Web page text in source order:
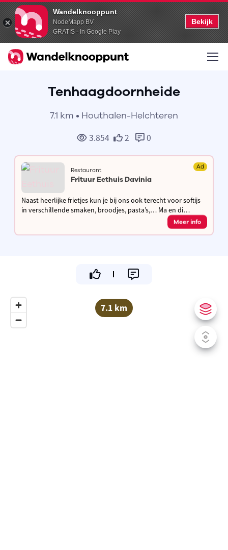
Wandelknooppunt
NodeMapp BV
GRATIS - In Google Play
Bekijk
Tenhaagdoornheide
7.1 km • Houthalen-Helchteren
3.854 2 0
Restaurant Ad
Frituur Eethuis Davinia
Naast heerlijke frietjes kun je bij ons ook terecht voor softijs
in verschillende smaken, broodjes, pasta’s,… Ma en di
gesloten, andere dagen open van 11.30u tot 13.30u en van
Meer info
7.1 km